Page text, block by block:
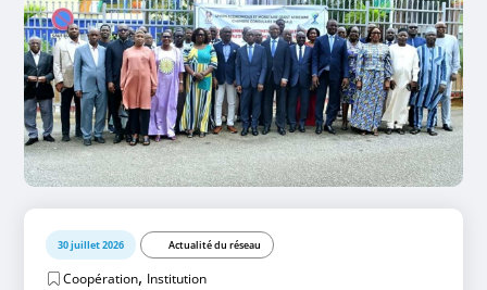
30 juillet 2026 Actualité du réseau
Coopération, Institution